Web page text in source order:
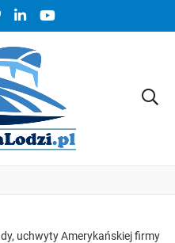
SOCIAL LINK
SOCIAL LINK
PINTEREST SOCIAL LINK
LINKEDIN SOCIAL LINK
YOUTUBE SOCIAL LINK
uchwyty Amerykańskiej firmy